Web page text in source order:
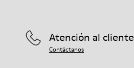
Atención al cliente
Contáctanos